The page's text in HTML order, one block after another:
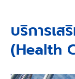
บริการเส
(Health